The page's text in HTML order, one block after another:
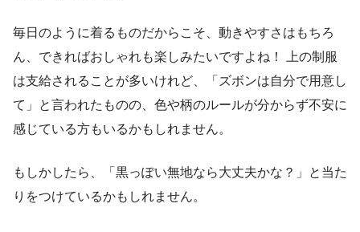
毎日のように着るものだからこそ、動きやすさはもちろ
ん、できればおしゃれも楽しみたいですよね！ 上の制服
は支給されることが多いけれど、「ズボンは自分で用意し
て」と言われたものの、色や柄のルールが分からず不安に
感じている方もいるかもしれません。
もしかしたら、「黒っぽい無地なら大丈夫かな？」と当た
りをつけているかもしれません。